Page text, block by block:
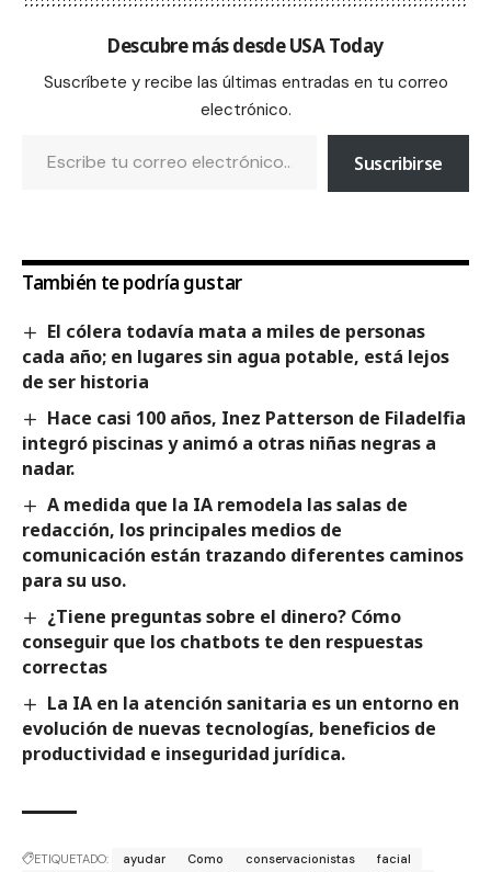
Descubre más desde USA Today
Suscríbete y recibe las últimas entradas en tu correo
electrónico.
Suscribirse
También te podría gustar
El cólera todavía mata a miles de personas
cada año; en lugares sin agua potable, está lejos
de ser historia
Hace casi 100 años, Inez Patterson de Filadelfia
integró piscinas y animó a otras niñas negras a
nadar.
A medida que la IA remodela las salas de
redacción, los principales medios de
comunicación están trazando diferentes caminos
para su uso.
¿Tiene preguntas sobre el dinero? Cómo
conseguir que los chatbots te den respuestas
correctas
La IA en la atención sanitaria es un entorno en
evolución de nuevas tecnologías, beneficios de
productividad e inseguridad jurídica.
ETIQUETADO: ayudar Como conservacionistas
facial